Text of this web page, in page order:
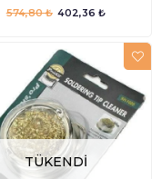
402,36 ₺
574,80 ₺
TÜKENDI